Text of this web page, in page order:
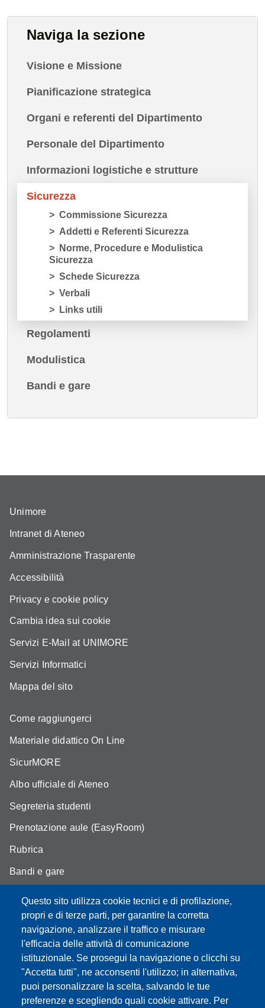
Naviga la sezione
Visione e Missione
Pianificazione strategica
Organi e referenti del Dipartimento
Personale del Dipartimento
Informazioni logistiche e strutture
Sicurezza
Commissione Sicurezza
Addetti e Referenti Sicurezza
Norme, Procedure e Modulistica
Sicurezza
Schede Sicurezza
Verbali
Links utili
Regolamenti
Modulistica
Bandi e gare
Questo sito utilizza cookie tecnici e di profilazione,
propri e di terze parti, per garantire la corretta
navigazione, analizzare il traffico e misurare
l'efficacia delle attività di comunicazione
istituzionale. Se prosegui la navigazione o clicchi su
"Accetta tutti", ne acconsenti l'utilizzo; in alternativa,
puoi personalizzare la scelta, salvando le tue
preferenze e scegliendo quali cookie attivare. Per
Unimore
Intranet di Ateneo
Amministrazione Trasparente
Accessibilità
Privacy e cookie policy
Cambia idea sui cookie
Servizi E-Mail at UNIMORE
Servizi Informatici
Mappa del sito
Come raggiungerci
Materiale didattico On Line
SicurMORE
Albo ufficiale di Ateneo
Segreteria studenti
Prenotazione aule (EasyRoom)
Rubrica
Bandi e gare
Partita IVA: 00427620364
Dipartimento di Scienze della Vita
Sede di Modena: Via Campi 287 - 41125 Modena
Tel. 059 2055140 - 059 2055144 - 059 2058527